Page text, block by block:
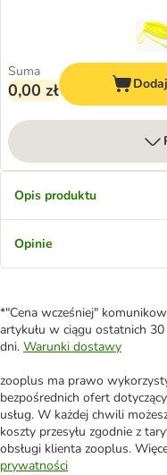
Suma
0,00 zł
Opis produktu
Opinie
*"Cena wcześniej"
artykułu w ciągu ostatnich 30
dni. Warunki dostawy
zooplus ma prawo
bezpośrednich ofert
usług. W każdej chwili
koszty przesyłu zgodnie z
obsługi klienta zooplus.
prywatności